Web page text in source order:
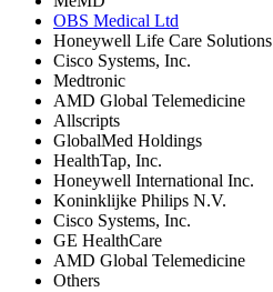
OBS Medical Ltd
Honeywell Life Care Solutions
Cisco Systems, Inc.
Medtronic
AMD Global Telemedicine
Allscripts
GlobalMed Holdings
HealthTap, Inc.
Honeywell International Inc.
Koninklijke Philips N.V.
Cisco Systems, Inc.
GE HealthCare
AMD Global Telemedicine
Others